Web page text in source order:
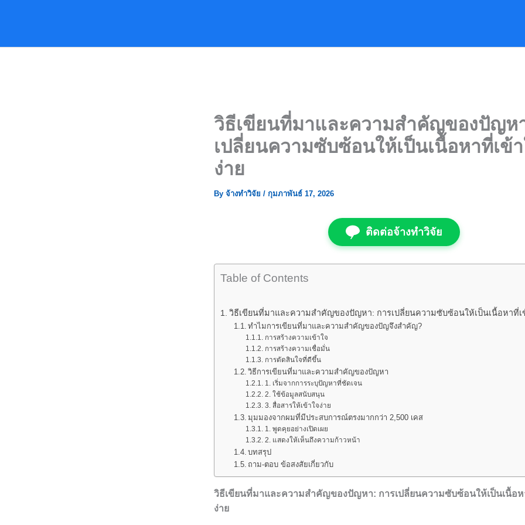
วิธีเขียนที่มาและความสำคัญของปัญห
เปลี่ยนความซับซ้อนให้เป็นเนื้อหาที่เข้
ง่าย
By จ้างทำวิจัย / กุมภาพันธ์ 17, 2026
ติดต่อจ้างทำวิจัย
Table of Contents
วิธีเขียนที่มาและความสำคัญของปัญหา: การเปลี่ยนความซับซ้อนให้เป็นเนื้อหาที่เ
ทำไมการเขียนที่มาและความสำคัญของปัญจึงสำคัญ?
การสร้างความเข้าใจ
การสร้างความเชื่อมั่น
การตัดสินใจที่ดีขึ้น
วิธีการเขียนที่มาและความสำคัญของปัญหา
1. เริ่มจากการระบุปัญหาที่ชัดเจน
2. ใช้ข้อมูลสนับสนุน
3. สื่อสารให้เข้าใจง่าย
มุมมองจากผมที่มีประสบการณ์ตรงมากกว่า 2,500 เคส
1. พูดคุยอย่างเปิดเผย
2. แสดงให้เห็นถึงความก้าวหน้า
บทสรุป
ถาม-ตอบ ข้อสงสัยเกี่ยวกับ
วิธีเขียนที่มาและความสำคัญของปัญหา: การเปลี่ยนความซับซ้อนให้เป็นเนื้อห
ง่าย